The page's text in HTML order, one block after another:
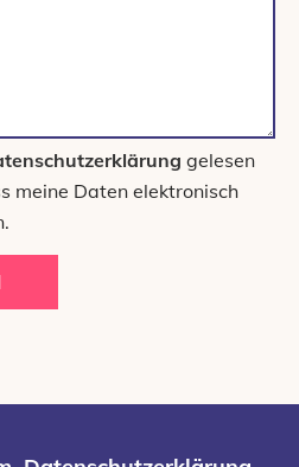
gelesen
meine Daten elektronisch